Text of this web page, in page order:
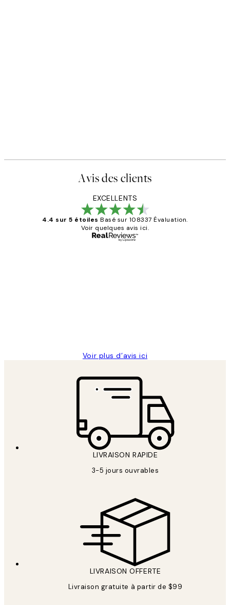
Avis des clients
EXCELLENTS
4.4 sur 5 étoiles Basé sur 108337 Évaluation.
Voir quelques avis ici.
Voir plus d’avis ici
LIVRAISON RAPIDE
3-5 jours ouvrables
LIVRAISON OFFERTE
Livraison gratuite à partir de $99